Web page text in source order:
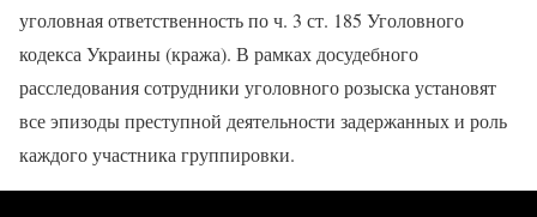
уголовная ответственность по ч. 3 ст. 185 Уголовного
кодекса Украины (кража). В рамках досудебного
расследования сотрудники уголовного розыска установят
все эпизоды преступной деятельности задержанных и роль
каждого участника группировки.